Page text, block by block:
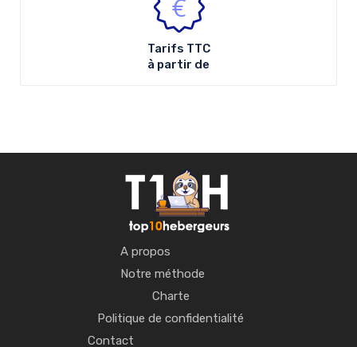
Tarifs TTC
à partir de
A propos
Notre méthode
Charte
Politique de confidentialité
Contact